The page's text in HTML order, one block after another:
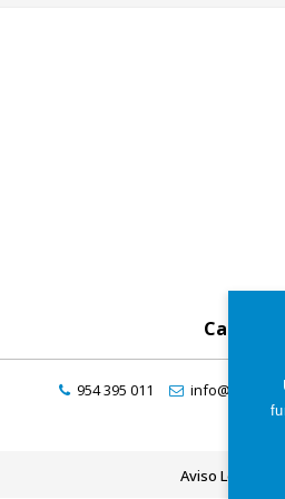
Catálogo
954 395 011
Aviso Legal